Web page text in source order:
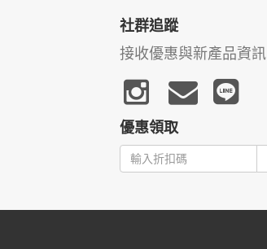
社群追蹤
接收優惠與新產品資訊
優惠領取